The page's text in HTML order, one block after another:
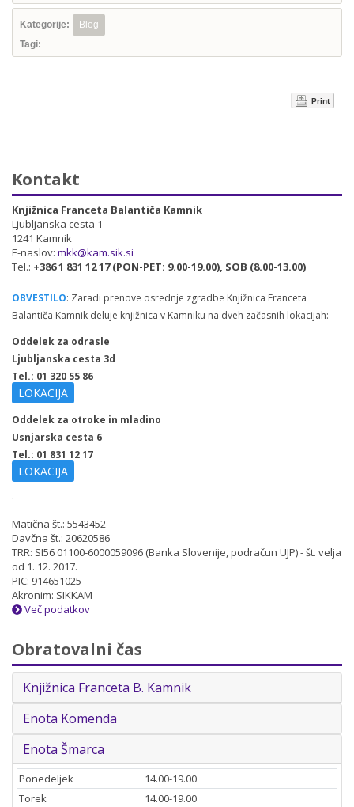
Kategorije:
Blog
Tagi:
Print
Kontakt
Knjižnica Franceta Balantiča Kamnik
Ljubljanska cesta 1
1241 Kamnik
E-naslov: mkk@kam.sik.si
Tel.: +386 1 831 12 17 (PON-PET: 9.00-19.00), SOB (8.00-13.00)
OBVESTILO: Zaradi prenove osrednje zgradbe Knjižnica Franceta
Balantiča Kamnik deluje knjižnica v Kamniku na dveh začasnih lokacijah:
Oddelek za odrasle
Ljubljanska cesta 3d
Tel.: 01 320 55 86
LOKACIJA
Oddelek za otroke in mladino
Usnjarska cesta 6
Tel.: 01 831 12 17
LOKACIJA
.
Matična št.: 5543452
Davčna št.: 20620586
TRR: SI56 01100-6000059096 (Banka Slovenije, podračun UJP) - št. velja
od 1. 12. 2017.
PIC: 914651025
Akronim: SIKKAM
Več podatkov
Obratovalni čas
Knjižnica Franceta B. Kamnik
Enota Komenda
Enota Šmarca
Ponedeljek
14.00-19.00
Torek
14.00-19.00